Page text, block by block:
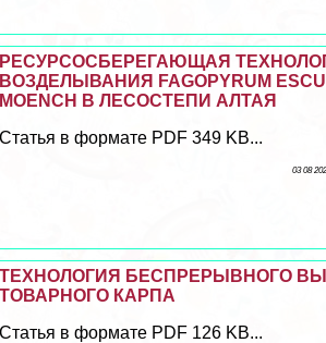
РЕСУРСОСБЕРЕГАЮЩАЯ
ВОЗДЕЛЫВАНИЯ FAGOPYRUM
MOENCH В ЛЕСОСТЕПИ АЛТАЯ
Статья в формате PDF 349 KB...
03 08
ТЕХНОЛОГИЯ БЕСПРЕРЫВНОГО
ТОВАРНОГО КАРПА
Статья в формате PDF 126 KB...